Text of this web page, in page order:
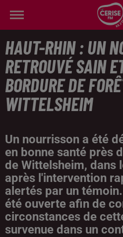
HAUT-RHIN : UN
RETROUVÉ SAIN
BORDURE DE
WITTELSHEIM
Un nourrisson a été
en bonne santé près
de Wittelsheim, dans
après l'intervention
alertés par un
été ouverte afin de
circonstances de
survenue dans un